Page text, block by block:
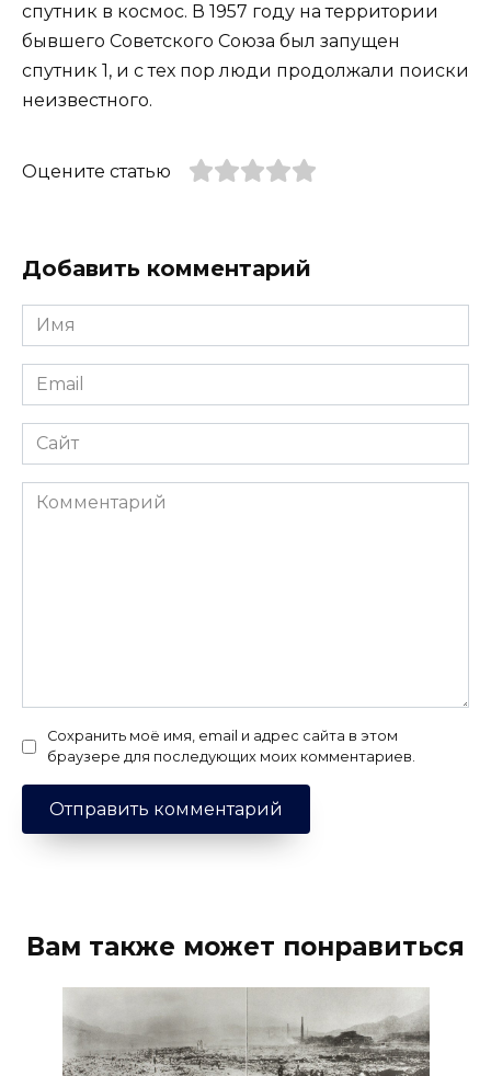
спутник в космос. В 1957 году на территории
бывшего Советского Союза был запущен
спутник 1, и с тех пор люди продолжали поиски
неизвестного.
Оцените статью
Добавить комментарий
Имя
*
Email
*
Сайт
Комментарий
Сохранить моё имя, email и адрес сайта в этом
браузере для последующих моих комментариев.
Вам также может понравиться